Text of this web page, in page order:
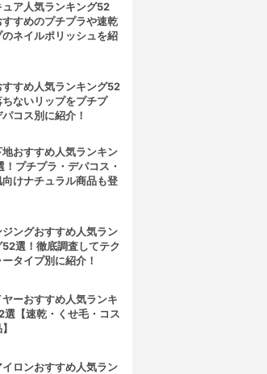
ュア人気ランキング52
すすめのプチプラや速乾
のネイルポリッシュを紹
すすめ人気ランキング52
ちないリップをプチプ
コス別に紹介！
地おすすめ人気ランキン
！プチプラ・デパコス・
向けナチュラル商品も登
ジングおすすめ人気ラン
52選！徹底調査してテク
タイプ別に紹介！
ヤーおすすめ人気ランキ
選【速乾・くせ毛・コス
イロンおすすめ人気ラン